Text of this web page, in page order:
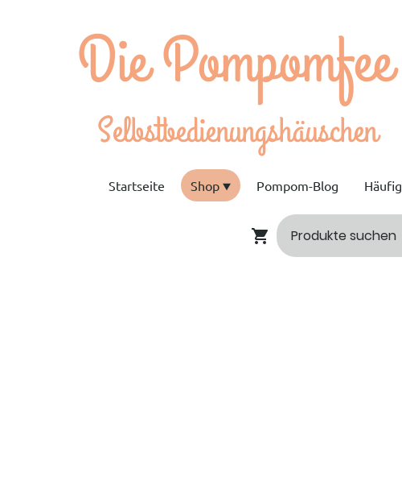
Die Pompomfee
Selbstbedienungshäuschen
Startseite Shop Pompom-Blog